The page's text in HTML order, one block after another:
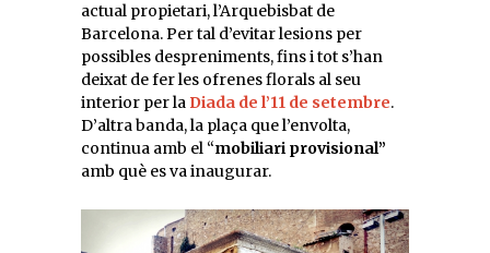
actual propietari, l’Arquebisbat de
Barcelona. Per tal d’evitar lesions per
possibles despreniments, fins i tot s’han
deixat de fer les ofrenes florals al seu
interior per la Diada de l’11 de setembre.
D’altra banda, la plaça que l’envolta,
continua amb el “mobiliari provisional”
amb què es va inaugurar.